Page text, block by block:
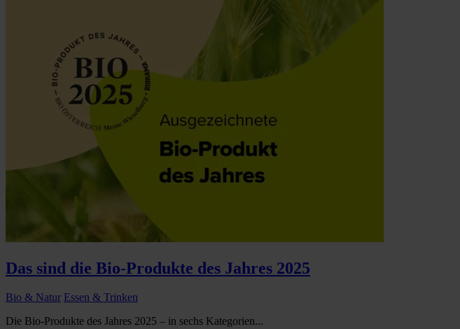
Das sind die Bio-Produkte des Jahres 2025
Bio & Natur Essen & Trinken
Die Bio-Produkte des Jahres 2025 – in sechs Kategorien...